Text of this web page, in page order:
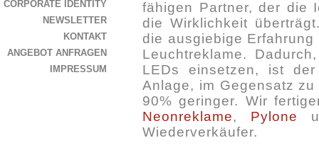
CORPORATE IDENTITY
NEWSLETTER
KONTAKT
ANGEBOT ANFRAGEN
IMPRESSUM
fähigen Partner, der die
die Wirklichkeit
die ausgiebige
Leuchtreklame.
LEDs einsetzen, ist
Anlage, im Gegensatz
90% geringer. Wir
Neonreklame, Pylone
Wiederverkäufer.